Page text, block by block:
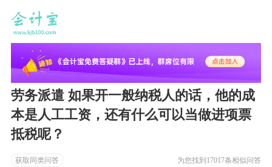
劳务派遣 如果开一般纳税人的话，他的成
本是人工工资，还有什么可以当做进项票
抵税呢？
获取同类问答 为您找到17017条相似问答